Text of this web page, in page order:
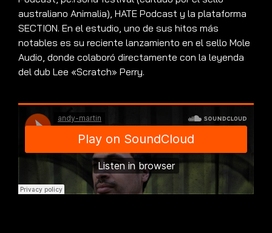
australiano Animalia), HATE Podcast y la plataforma
SECTION. En el estudio, uno de sus hitos más
notables es su reciente lanzamiento en el sello Mole
Audio, donde colaboró directamente con la leyenda
del dub Lee «Scratch» Perry.